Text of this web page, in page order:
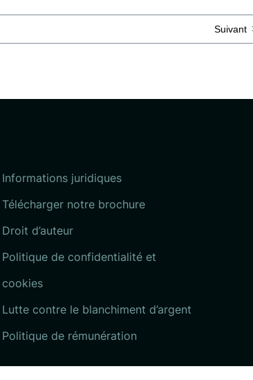
Suivant
Informations juridiques
Télécharger notre brochure
Droit d’auteur
Politique de confidentialité et
cookies
Lutte contre le blanchiment d’argent
Politique de rémunération